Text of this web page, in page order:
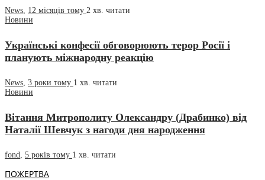
News 12 місяців тому 2 хв. читати
Новини
Українські конфесії обговорюють терор Росії і
планують міжнародну реакцію
News 3 роки тому 1 хв. читати
Новини
Вітання Митрополиту Олександру (Драбинко) від
Наталії Шевчук з нагоди дня народження
fond 5 років тому 1 хв. читати
ПОЖЕРТВА